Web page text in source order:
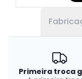
Primeira troca